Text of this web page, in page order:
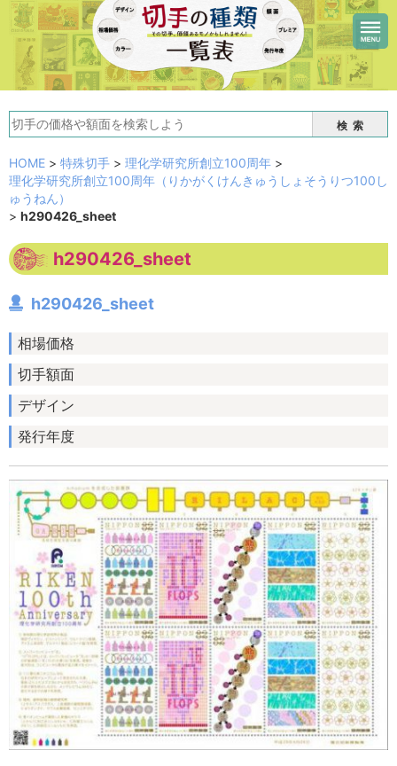
検索
HOME > 特殊切手 > 理化学研究所創立100周年 >
理化学研究所創立100周年（りかがくけんきゅうしょそうりつ100し
ゅうねん）
> h290426_sheet
h290426_sheet
h290426_sheet
相場価格
切手額面
デザイン
発行年度